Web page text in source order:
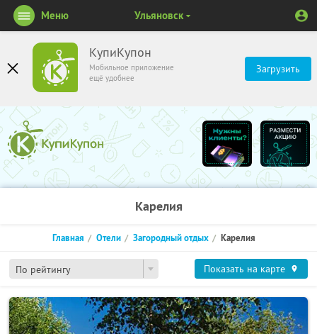
КупиКупон
Мобильное приложение
ещё удобнее
Загрузить
Меню Ульяновск
Карелия
По рейтингу
Главная Отели Загородный отдых Карелия
Показать на карте